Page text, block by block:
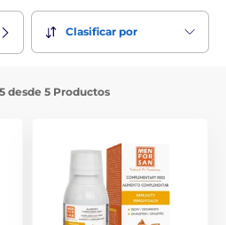
Clasificar por
desde 5 Productos